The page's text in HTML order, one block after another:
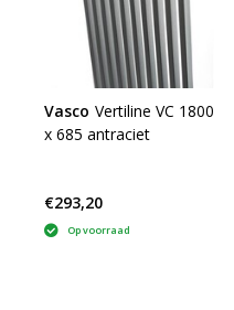
Vasco Vertiline VC 1800
x 685 antraciet
€293,20
Op voorraad